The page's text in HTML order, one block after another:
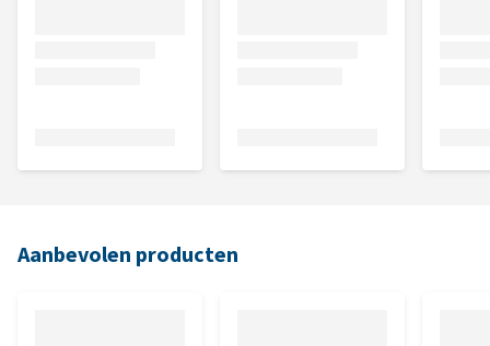
Aanbevolen producten